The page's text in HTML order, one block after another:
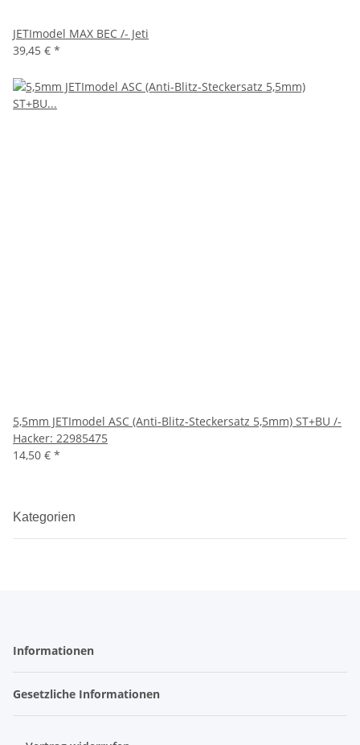
JETImodel MAX BEC /- Jeti
39,45 € *
5,5mm JETImodel ASC (Anti-Blitz-Steckersatz 5,5mm) ST+BU /-
Hacker: 22985475
14,50 € *
Kategorien
Informationen
Gesetzliche Informationen